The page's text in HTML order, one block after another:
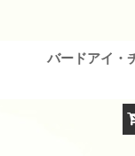
バードアイ・